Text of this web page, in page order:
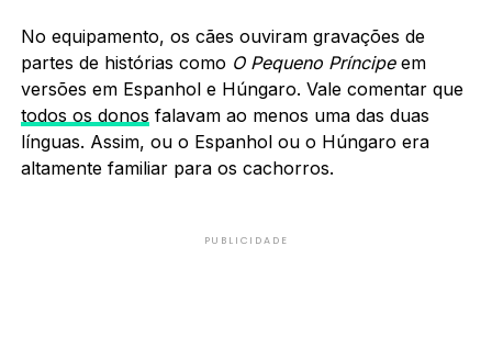
No equipamento, os cães ouviram gravações de
partes de histórias como O Pequeno Príncipeem
versões em Espanhol e Húngaro. Vale comentar que
todos os donos falavam ao menos uma das duas
línguas. Assim, ou o Espanhol ou o Húngaro era
altamente familiar para os cachorros.
PUBLICIDADE